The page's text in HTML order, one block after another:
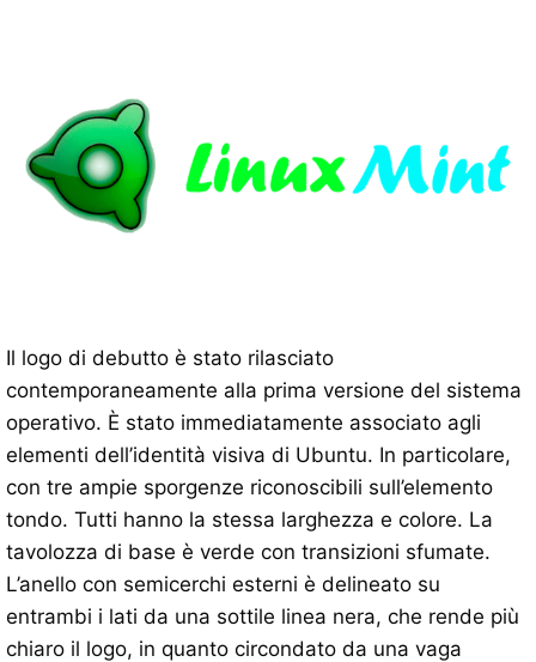
Il logo di debutto è stato rilasciato
contemporaneamente alla prima versione del sistema
operativo. È stato immediatamente associato agli
elementi dell’identità visiva di Ubuntu. In particolare,
con tre ampie sporgenze riconoscibili sull’elemento
tondo. Tutti hanno la stessa larghezza e colore. La
tavolozza di base è verde con transizioni sfumate.
L’anello con semicerchi esterni è delineato su
entrambi i lati da una sottile linea nera, che rende più
chiaro il logo, in quanto circondato da una vaga